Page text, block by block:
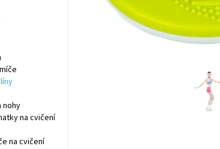
nohy
na cvičení
na cvičení